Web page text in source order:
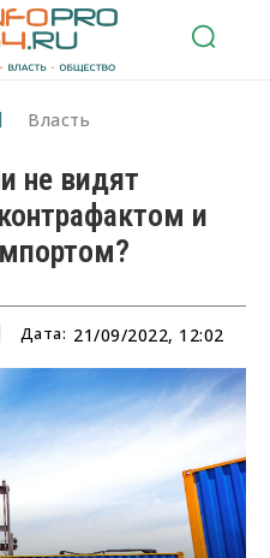
Власть
не видят
и
Дата: 21/09/2022, 12:02